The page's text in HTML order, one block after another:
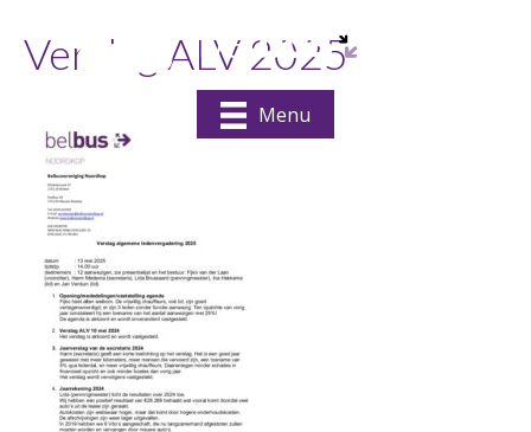
Menu
Verslag ALV 2025